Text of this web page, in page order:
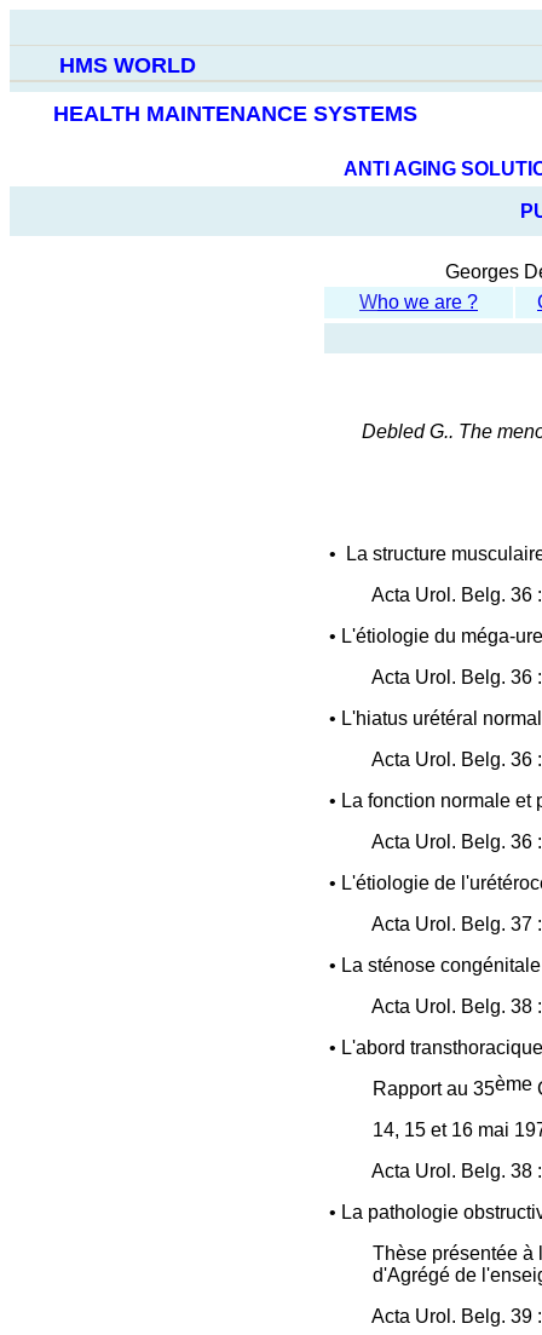
HMS WORLD
HEALTH MAINTENANCE SYSTEMS
ANTI AGING
Georges
Who we are ?
DebledG.. The
•
La structure
Acta Urol. Belg. 36
• L'étiologie du méga-
Acta Urol. Belg. 36
• L'hiatus urétéral
Acta Urol. Belg. 36
• La fonction normale
Acta Urol. Belg. 36
• L'étiologie de
Acta Urol. Belg. 37
• La sténose
Acta Urol. Belg. 38
• L'abord
Rapport au 35ème
14, 15 et 16 mai
Acta Urol. Belg. 38
• La pathologie
Thèse présentée à
d'Agrégé de
Acta Urol. Belg. 39